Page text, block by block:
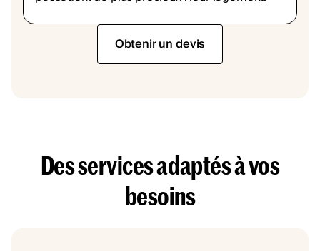
Obtenir un devis
Des services adaptés à vos
besoins